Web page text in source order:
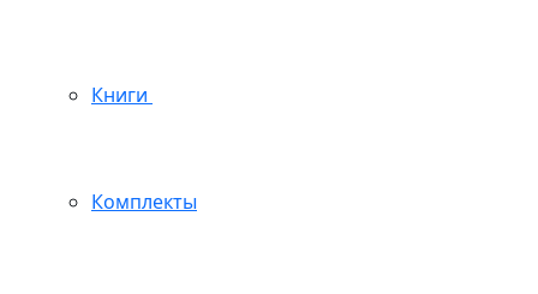
Книги
Комплекты